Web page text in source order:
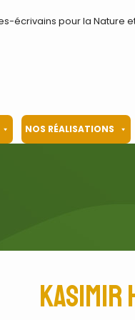
écrivains pour la Nature
NOS RÉALISATIONS